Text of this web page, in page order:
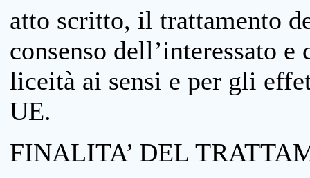
atto scritto, il trattamento
consenso dell’interessato
liceità ai sensi e per gli
UE.
FINALITA’ DEL